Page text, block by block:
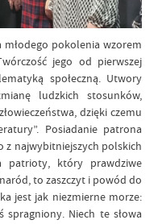
pokolenia wzorem
jego od pierwszej
społeczną. Utwory
ludzkich stosunków,
dzięki czemu
Posiadanie patrona
z najwybitniejszych polskich
patrioty, który prawdziwe
to zaszczyt i powód do
jest jak niezmierne morze:
Niech te słowa